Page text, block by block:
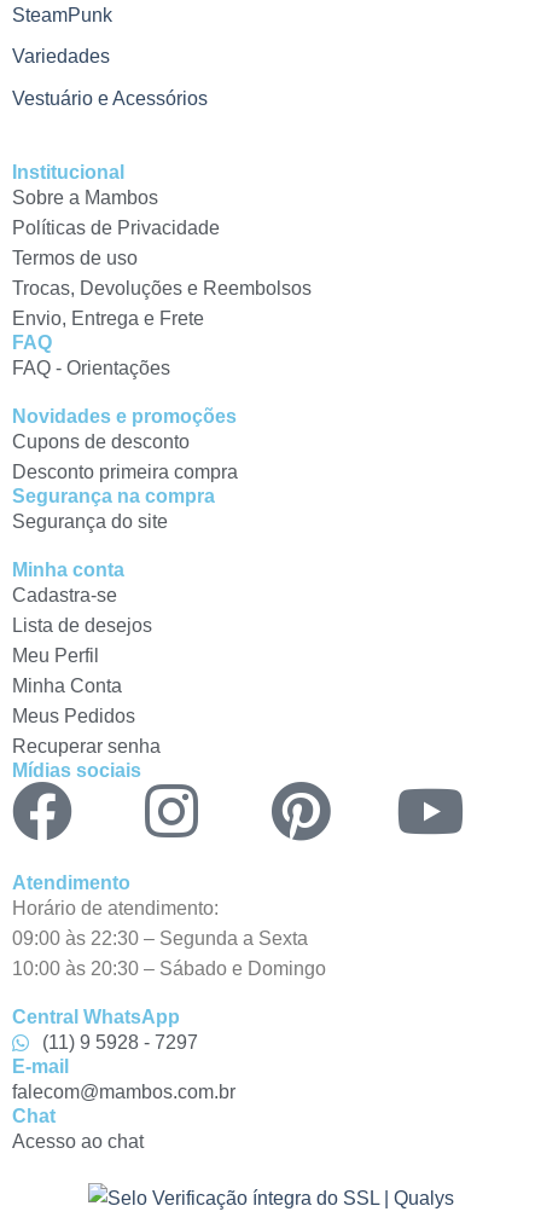
SteamPunk
Variedades
Vestuário e Acessórios
Institucional
Sobre a Mambos
Políticas de Privacidade
Termos de uso
Trocas, Devoluções e Reembolsos
Envio, Entrega e Frete
FAQ
FAQ - Orientações
Novidades e promoções
Cupons de desconto
Desconto primeira compra
Segurança na compra
Segurança do site
Minha conta
Cadastra-se
Lista de desejos
Meu Perfil
Minha Conta
Meus Pedidos
Recuperar senha
Mídias sociais
Atendimento
Horário de atendimento:
09:00 às 22:30 – Segunda a Sexta
10:00 às 20:30 – Sábado e Domingo
Central WhatsApp
(11) 9 5928 - 7297
E-mail
falecom@mambos.com.br
Chat
Acesso ao chat